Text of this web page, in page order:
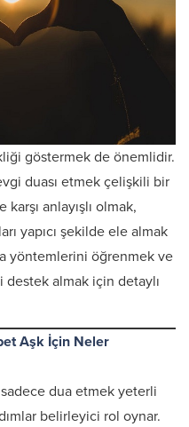
göstermek de önemlidir.
duası etmek çelişkili bir
anlayışlı olmak,
yapıcı şekilde ele almak
yöntemlerini öğrenmek ve
almak için detaylı
Aşk İçin Neler
sadece dua etmek yeterli
belirleyici rol oynar.